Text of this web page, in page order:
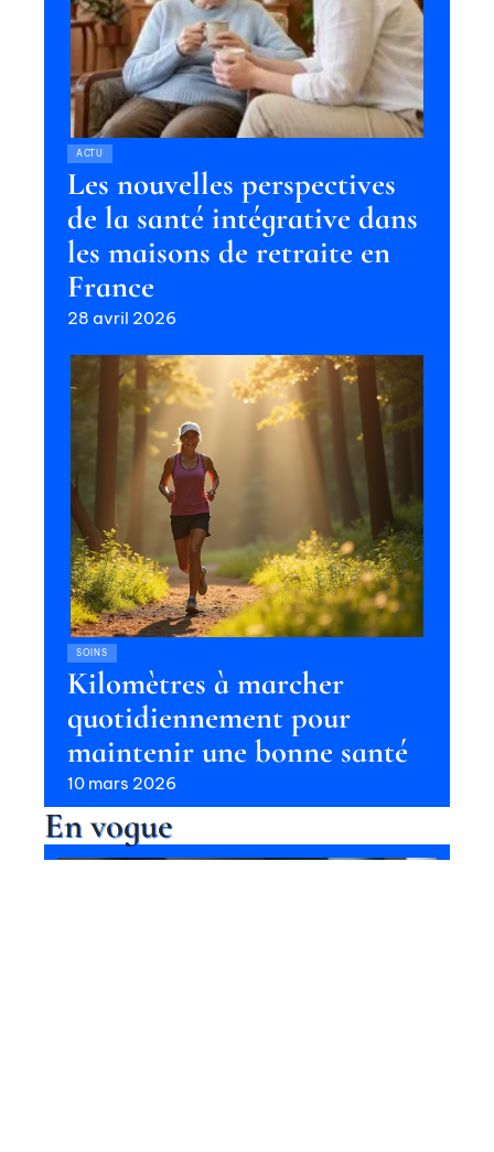
ACTU
Les nouvelles perspectives
de la santé intégrative dans
les maisons de retraite en
France
28 avril 2026
SOINS
Kilomètres à marcher
quotidiennement pour
maintenir une bonne santé
10 mars 2026
En vogue